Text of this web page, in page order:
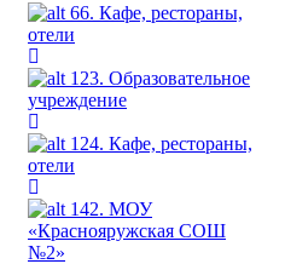
66. Кафе, рестораны,
отели
123. Образовательное
учреждение
124. Кафе, рестораны,
отели
142. МОУ
«Краснояружская СОШ
№2»